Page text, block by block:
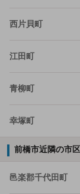
西片貝町
江田町
青柳町
幸塚町
前橋市近隣の市
邑楽郡千代田町